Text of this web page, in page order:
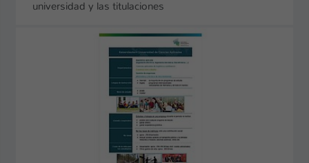
universidad y las titulaciones